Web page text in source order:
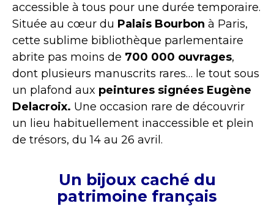
accessible à tous pour une durée temporaire.
Située au cœur du Palais Bourbon à Paris,
cette sublime bibliothèque parlementaire
abrite pas moins de 700 000 ouvrages,
dont plusieurs manuscrits rares… le tout sous
un plafond aux peintures signées Eugène
Delacroix. Une occasion rare de découvrir
un lieu habituellement inaccessible et plein
de trésors, du 14 au 26 avril.
Un bijoux caché du
patrimoine français